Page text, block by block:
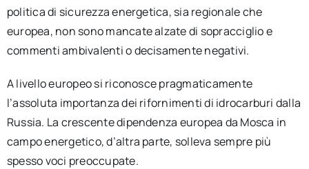
politica di sicurezza energetica, sia regionale che
europea, non sono mancate alzate di sopracciglio e
commenti ambivalenti o decisamente negativi.
A livello europeo si riconosce pragmaticamente
l’assoluta importanza dei rifornimenti di idrocarburi dalla
Russia. La crescente dipendenza europea da Mosca in
campo energetico, d’altra parte, solleva sempre più
spesso voci preoccupate.